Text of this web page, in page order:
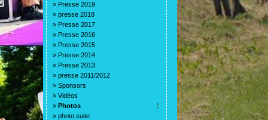
» Presse 2019
» presse 2018
» Presse 2017
» Presse 2016
» Presse 2015
» Presse 2014
» Presse 2013
» presse 2011/2012
» Sponsors
» Vidéos
» Photos
» photo suite